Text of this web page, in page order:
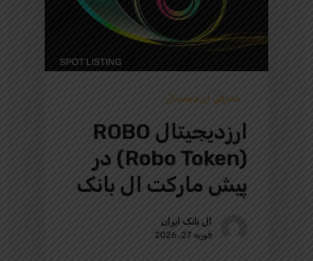
معرفی ارز دیجیتال
ارزدیجیتال ROBO
(Robo Token) در
پیش‌ مارکت ال بانک
ال بانک ایران
فوریه 27, 2026